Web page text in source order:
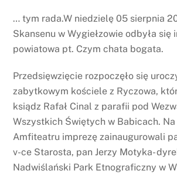
… tym rada.W niedzielę 05 sierpnia
Skansenu w Wygiełzowie odbyła się
powiatowa pt. Czym chata bogata.
Przedsięwzięcie rozpoczęło się
zabytkowym kościele z Ryczowa,
ksiądz Rafał Cinal z parafii pod
Wszystkich Świętych w Babicach. Na
Amfiteatru imprezę zainaugurowali
v-ce Starosta, pan Jerzy Motyka-
Nadwiślański Park Etnograficzny w